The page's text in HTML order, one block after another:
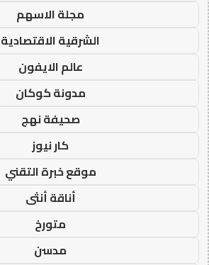
مجلة الاسهم
الشرقية الاقتصادية
عالم الايفون
مدونة كوكان
صحيفة نهج
كار نيوز
موقع خبرة التقني
أناقة أنثى
متورخ
مدسن